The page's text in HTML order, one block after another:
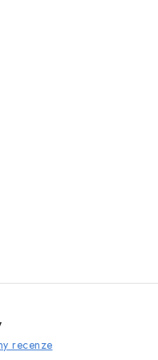
recenze